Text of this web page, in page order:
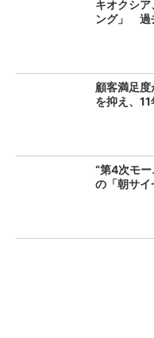
キオクシ
ング」 過
顧客満足
を抑え、
“第4次モ
の「朝サ